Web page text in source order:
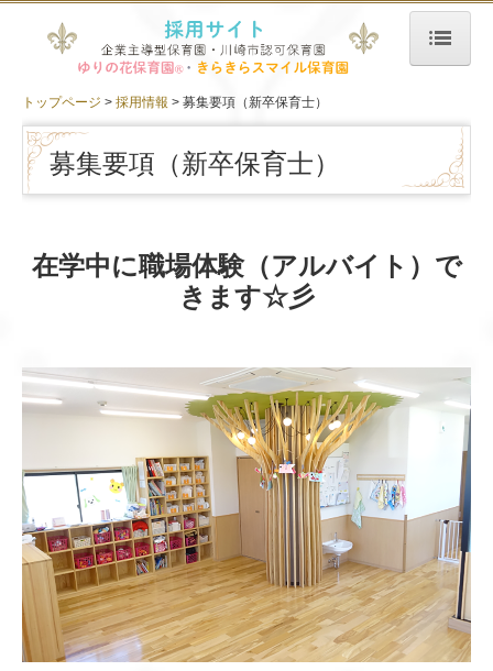
企業情報
代表挨拶
募集要項（新卒保育士）
募集要項（保育士早番パート）
募集要項（保育士遅番パート）
募集要項（看護師）
募集要項（看護師パート）
募集要項（保育補助パート）
募集要項（事務員）
トップページ 採用情報 募集要項（新卒保育士）
募集要項（新卒保育士）
在学中に職場体験（アルバイト）で
きます☆彡